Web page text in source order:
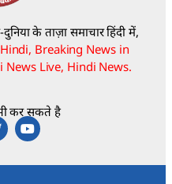
के ताज़ा समाचार हिंदी में,
Breaking News in
Live, Hindi News.
कर सकते है